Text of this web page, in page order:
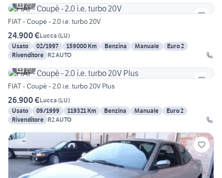
20
FIAT - Coupè - 2.0 i.e. turbo 20V
24.900 €Lucca (LU)
Usato
02/1997 159000 Km Benzina Manuale
Euro 2
Rivenditore R2 AUTO
20
FIAT - Coupè - 2.0 i.e. turbo 20V Plus
26.900 €Lucca (LU)
Usato
09/1999 119321 Km Benzina Manuale
Euro 2
Rivenditore R2 AUTO